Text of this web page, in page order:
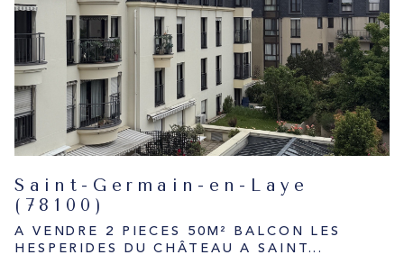
Saint-Germain-en-Laye
(78100)
A VENDRE 2 PIECES 50M² BALCON LES
HESPERIDES DU CHÂTEAU A SAINT...